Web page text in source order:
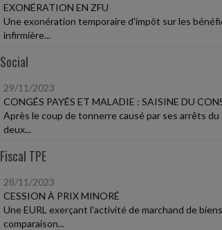
EXONÉRATION EN ZFU
Une exonération temporaire d'impôt sur les
infirmière...
Social
29/11/2023
CONGÉS PAYÉS ET MALADIE : SAISINE DU
Après le coup de tonnerre causé par ses arrêts
deux...
Fiscal TPE
28/11/2023
CESSION À PRIX MINORÉ
Une EURL exerçant l'activité de marchand de
comparaison...